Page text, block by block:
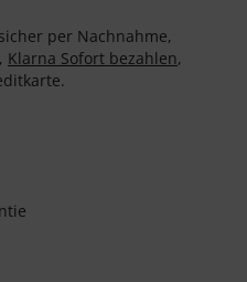
per Nachnahme,
Klarna Sofort bezahlen,